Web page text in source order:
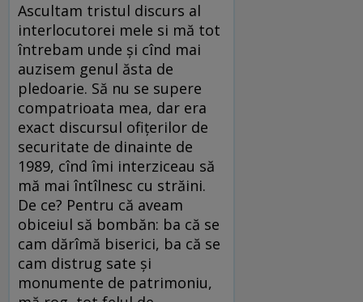
Ascultam tristul discurs al
interlocutorei mele si mă tot
întrebam unde şi cînd mai
auzisem genul ăsta de
pledoarie. Să nu se supere
compatrioata mea, dar era
exact discursul ofiţerilor de
securitate de dinainte de
1989, cînd îmi interziceau să
mă mai întîlnesc cu străini.
De ce? Pentru că aveam
obiceiul să bombăn: ba că se
cam dărîmă biserici, ba că se
cam distrug sate şi
monumente de patrimoniu,